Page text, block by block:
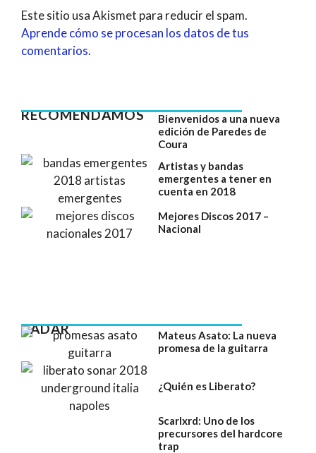
Este sitio usa Akismet para reducir el spam.
Aprende cómo se procesan los datos de tus
comentarios.
RECOMENDAMOS
Bienvenidos a una nueva
edición de Paredes de
Coura
Artistas y bandas
emergentes a tener en
cuenta en 2018
Mejores Discos 2017 –
Nacional
RADAR
Mateus Asato: La nueva
promesa de la guitarra
¿Quién es Liberato?
Scarlxrd: Uno de los
precursores del hardcore
trap